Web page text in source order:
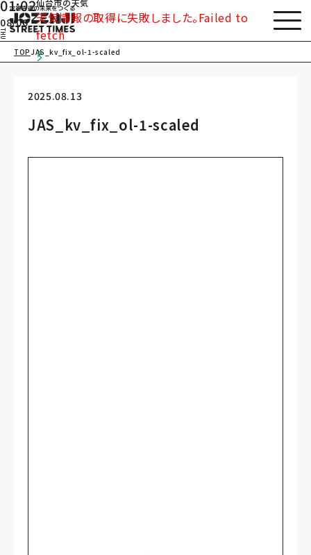
01:02
08/06
THU
天気情報の取得に失敗しました。Failed to
fetch
TOP JAS_kv_fix_ol-1-scaled
2025.08.13
JAS_kv_fix_ol-1-scaled